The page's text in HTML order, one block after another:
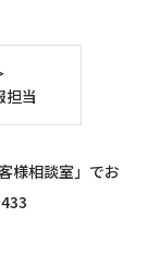
担当
様相談室」でお